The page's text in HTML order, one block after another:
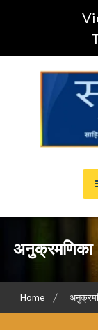
सहचर
अनुक्रमणिका
Home